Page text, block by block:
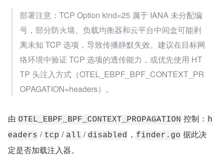
部署注意：TCP Option kind=25 属于 IANA 未分配编
号，部分防火墙、负载均衡器和云平台中间盒可能剥
离未知 TCP 选项，导致传播静默失效。建议在目标网
络环境中验证 TCP 选项的透传能力，或优先使用 HT
TP 头注入方式（OTEL_EBPF_BPF_CONTEXT_PR
OPAGATION=headers）。
由 OTEL_EBPF_BPF_CONTEXT_PROPAGATION 控制： h
eaders / tcp / all / disabled ， finder.go 据此决
定是否加载注入器。